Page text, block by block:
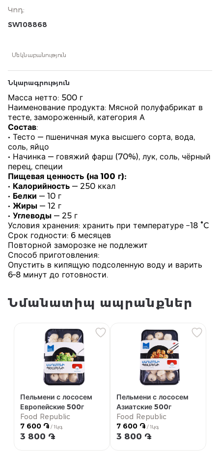
Կոդ:
SW108868
Մեկնաբանություն
Նկարագրություն
Масса нетто: 500 г
Наименование продукта: Мясной полуфабрикат в
тесте, замороженный, категория А
Состав:
• Тесто — пшеничная мука высшего сорта, вода,
соль, яйцо
• Начинка — говяжий фарш (70%), лук, соль, чёрный
перец, специи
Пищевая ценность (на 100 г):
• Калорийность — 250 ккал
• Белки — 10 г
• Жиры — 12 г
• Углеводы — 25 г
Условия хранения: хранить при температуре −18 °C
Срок годности: 6 месяцев
Повторной заморозке не подлежит
Способ приготовления:
Опустить в кипящую подсоленную воду и варить
6–8 минут до готовности.
Նմանատիպ ապրանքներ
Пельмени с лососем
Европейские 500г
Food Republic
7 600 ֏ / 1կգ
3 800 ֏
Пельмени с лососем
Азиатские 500г
Food Republic
7 600 ֏ / 1կգ
3 800 ֏